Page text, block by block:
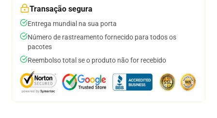
Transação segura
Entrega mundial na sua porta
Número de rastreamento fornecido para todos os
pacotes
Reembolso total se o produto não for recebido